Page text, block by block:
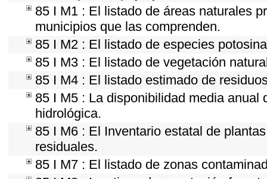
85 I M1 : El listado de áreas naturales
municipios que las comprenden.
85 I M2 : El listado de especies
85 I M3 : El listado de vegetación
85 I M4 : El listado estimado de
85 I M5 : La disponibilidad media
hidrológica.
85 I M6 : El Inventario estatal de
residuales.
85 I M7 : El listado de zonas